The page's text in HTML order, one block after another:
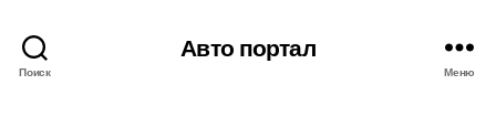
Поиск
Авто портал
Меню